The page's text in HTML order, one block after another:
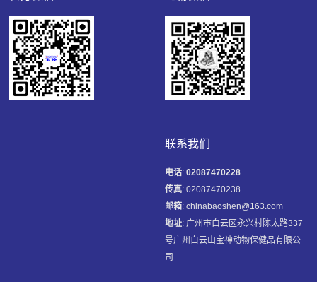
联系我们
电话: 02087470228
传真: 02087470238
邮箱: chinabaoshen@163.com
地址: 广州市白云区永兴村陈太路337
号广州白云山宝神动物保健品有限公
司